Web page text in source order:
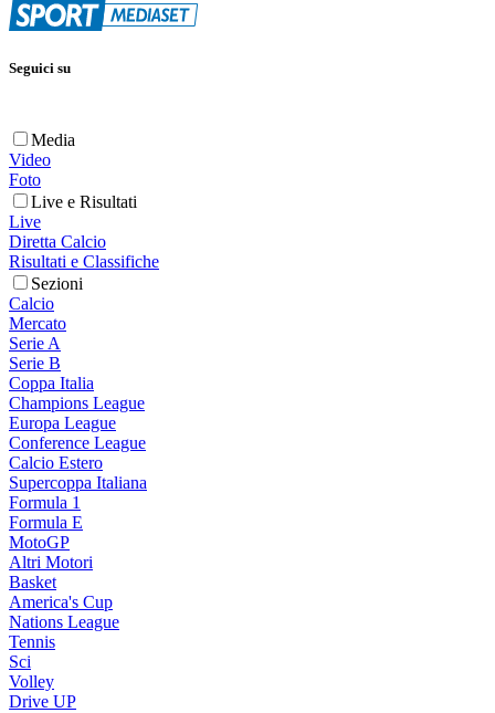
Seguici su
Media
Video
Foto
Live e Risultati
Live
Diretta Calcio
Risultati e Classifiche
Sezioni
Calcio
Mercato
Serie A
Serie B
Coppa Italia
Champions League
Europa League
Conference League
Calcio Estero
Supercoppa Italiana
Formula 1
Formula E
MotoGP
Altri Motori
Basket
America's Cup
Nations League
Tennis
Sci
Volley
Drive UP